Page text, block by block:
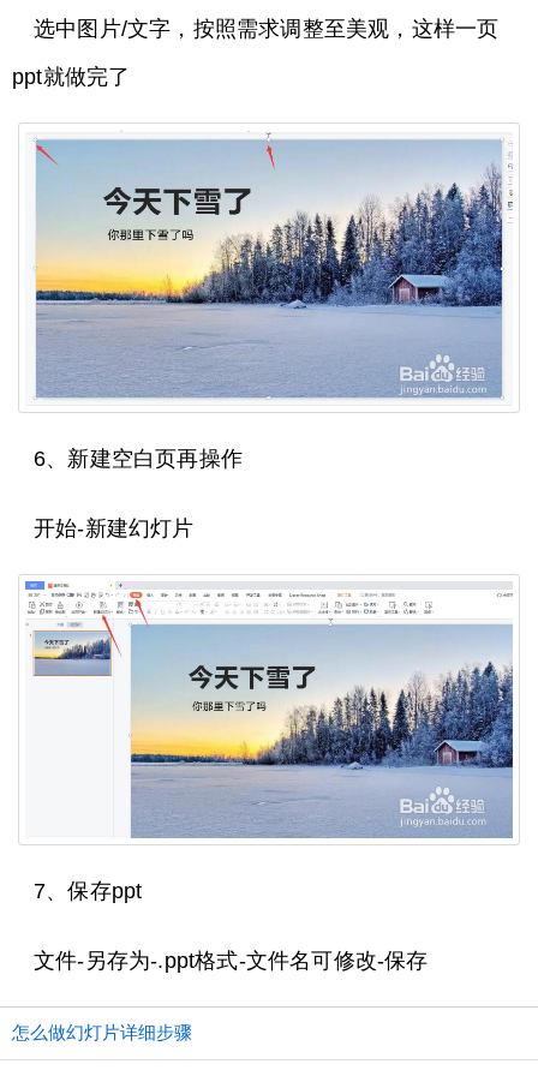
选中图片/文字，按照需求调整至美观，这样一页
ppt就做完了
6、新建空白页再操作
开始-新建幻灯片
7、保存ppt
文件-另存为-.ppt格式-文件名可修改-保存
怎么做幻灯片详细步骤